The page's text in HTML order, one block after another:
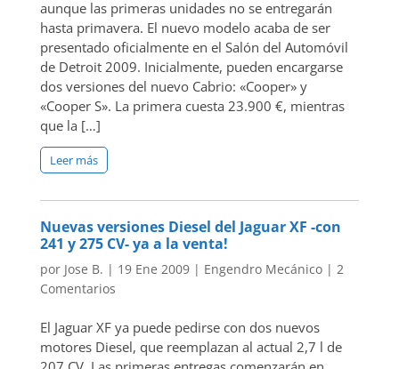
aunque las primeras unidades no se entregarán
hasta primavera. El nuevo modelo acaba de ser
presentado oficialmente en el Salón del Automóvil
de Detroit 2009. Inicialmente, pueden encargarse
dos versiones del nuevo Cabrio: «Cooper» y
«Cooper S». La primera cuesta 23.900 €, mientras
que la […]
Leer más
Nuevas versiones Diesel del Jaguar XF -con
241 y 275 CV- ya a la venta!
por Jose B. | 19 Ene 2009| Engendro Mecánico| 2
Comentarios
El Jaguar XF ya puede pedirse con dos nuevos
motores Diesel, que reemplazan al actual 2,7 l de